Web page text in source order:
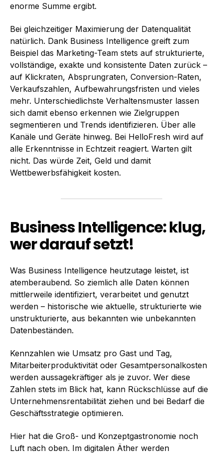
enorme Summe ergibt.
Bei gleichzeitiger Maximierung der Datenqualität
natürlich. Dank Business Intelligence greift zum
Beispiel das Marketing-Team stets auf strukturierte,
vollständige, exakte und konsistente Daten zurück –
auf Klickraten, Absprungraten, Conversion-Raten,
Verkaufszahlen, Aufbewahrungsfristen und vieles
mehr. Unterschiedlichste Verhaltensmuster lassen
sich damit ebenso erkennen wie Zielgruppen
segmentieren und Trends identifizieren. Über alle
Kanäle und Geräte hinweg. Bei HelloFresh wird auf
alle Erkenntnisse in Echtzeit reagiert. Warten gilt
nicht. Das würde Zeit, Geld und damit
Wettbewerbsfähigkeit kosten.
Business Intelligence: klug,
wer darauf setzt!
Was Business Intelligence heutzutage leistet, ist
atemberaubend. So ziemlich alle Daten können
mittlerweile identifiziert, verarbeitet und genutzt
werden – historische wie aktuelle, strukturierte wie
unstrukturierte, aus bekannten wie unbekannten
Datenbeständen.
Kennzahlen wie Umsatz pro Gast und Tag,
Mitarbeiterproduktivität oder Gesamtpersonalkosten
werden aussagekräftiger als je zuvor. Wer diese
Zahlen stets im Blick hat, kann Rückschlüsse auf die
Unternehmensrentabilität ziehen und bei Bedarf die
Geschäftsstrategie optimieren.
Hier hat die Groß- und Konzeptgastronomie noch
Luft nach oben. Im digitalen Äther werden